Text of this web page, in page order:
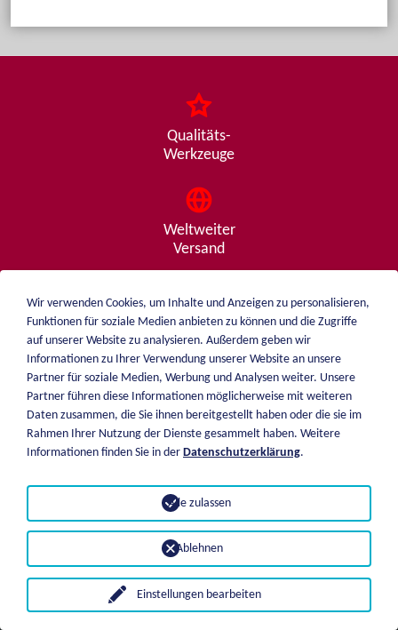
Qualitäts-
Werkzeuge
Weltweiter
Versand
Beratung
von A - Z
weiblen.
+49 (0)7551 1607
Über mich
Katalog
Versand
Zahlungsarten
Impressum
Datenschutz
© 2026 Weiblen Spezialwerkzeuge
Wir verwenden Cookies, um Inhalte und Anzeigen zu personalisieren,
Funktionen für soziale Medien anbieten zu können und die Zugriffe
auf unserer Website zu analysieren. Außerdem geben wir
Informationen zu Ihrer Verwendung unserer Website an unsere
Partner für soziale Medien, Werbung und Analysen weiter. Unsere
Partner führen diese Informationen möglicherweise mit weiteren
Daten zusammen, die Sie ihnen bereitgestellt haben oder die sie im
Rahmen Ihrer Nutzung der Dienste gesammelt haben. Weitere
Informationen finden Sie in der Datenschutzerklärung.
Einstellungen bearbeiten
Ablehnen
Alle zulassen